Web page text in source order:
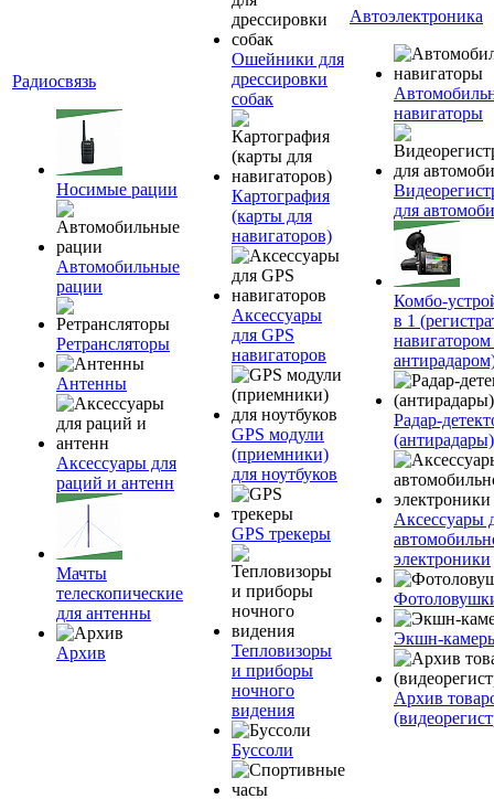
Радиосвязь
Носимые рации
Автомобильные
рации
Ретрансляторы
Антенны
Аксессуары для
раций и антенн
Мачты
телескопические
для антенны
Архив
Ошейники для
дрессировки
собак
Картография
(карты для
навигаторов)
Аксессуары
для GPS
навигаторов
GPS модули
(приемники)
для ноутбуков
GPS трекеры
Тепловизоры
и приборы
ночного
видения
Буссоли
Автоэлектроника
навигаторы
для
Комбо-
в 1
Радар-
(антирадары)
Аксессуары
электроники
Экшн-
Архив